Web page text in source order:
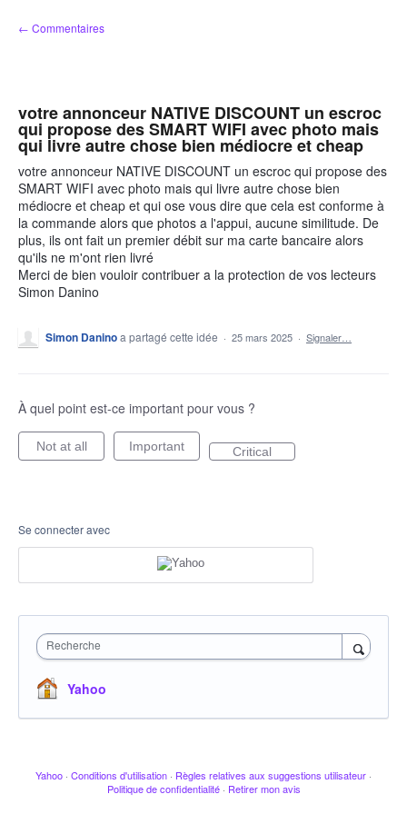
Aller
au
← Commentaires
votre annonceur NATIVE DISCOUNT un escroc
qui propose des SMART WIFI avec photo mais
qui livre autre chose bien médiocre et cheap
votre annonceur NATIVE DISCOUNT un escroc qui propose des
SMART WIFI avec photo mais qui livre autre chose bien
médiocre et cheap et qui ose vous dire que cela est conforme à
la commande alors que photos a l'appui, aucune similitude. De
plus, ils ont fait un premier débit sur ma carte bancaire alors
qu'ils ne m'ont rien livré
Merci de bien vouloir contribuer a la protection de vos lecteurs
Simon Danino
Simon Daninoa partagé cette idée · 25 mars 2025 · Signaler…
À quel point est-ce important pour vous ?
Not at all Important Critical
Se connecter avec
Recherche
Yahoo
Yahoo · Conditions d'utilisation · Règles relatives aux suggestions utilisateur ·
Politique de confidentialité · Retirer mon avis